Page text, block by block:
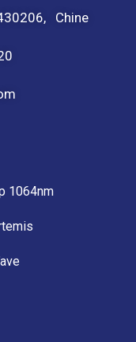
Chine
1064nm